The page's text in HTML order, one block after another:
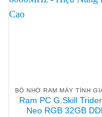
Ram PC G.Skill
Neo RGB 32GB